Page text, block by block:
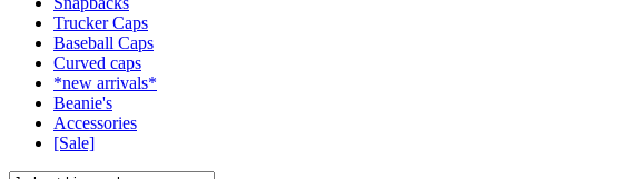
Trucker Caps
Baseball Caps
Curved caps
*new arrivals*
Beanie's
Accessories
[Sale]